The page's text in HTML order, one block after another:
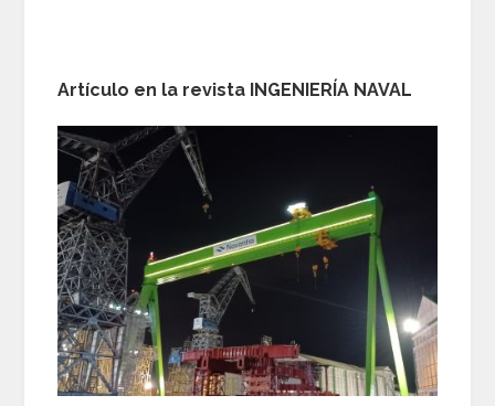
Artículo en la revista INGENIERÍA NAVAL